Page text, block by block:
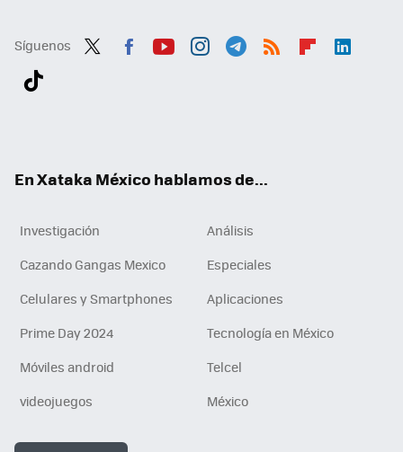
Síguenos
En Xataka México hablamos de...
Investigación
Análisis
Cazando Gangas Mexico
Especiales
Celulares y Smartphones
Aplicaciones
Prime Day 2024
Tecnología en México
Móviles android
Telcel
videojuegos
México